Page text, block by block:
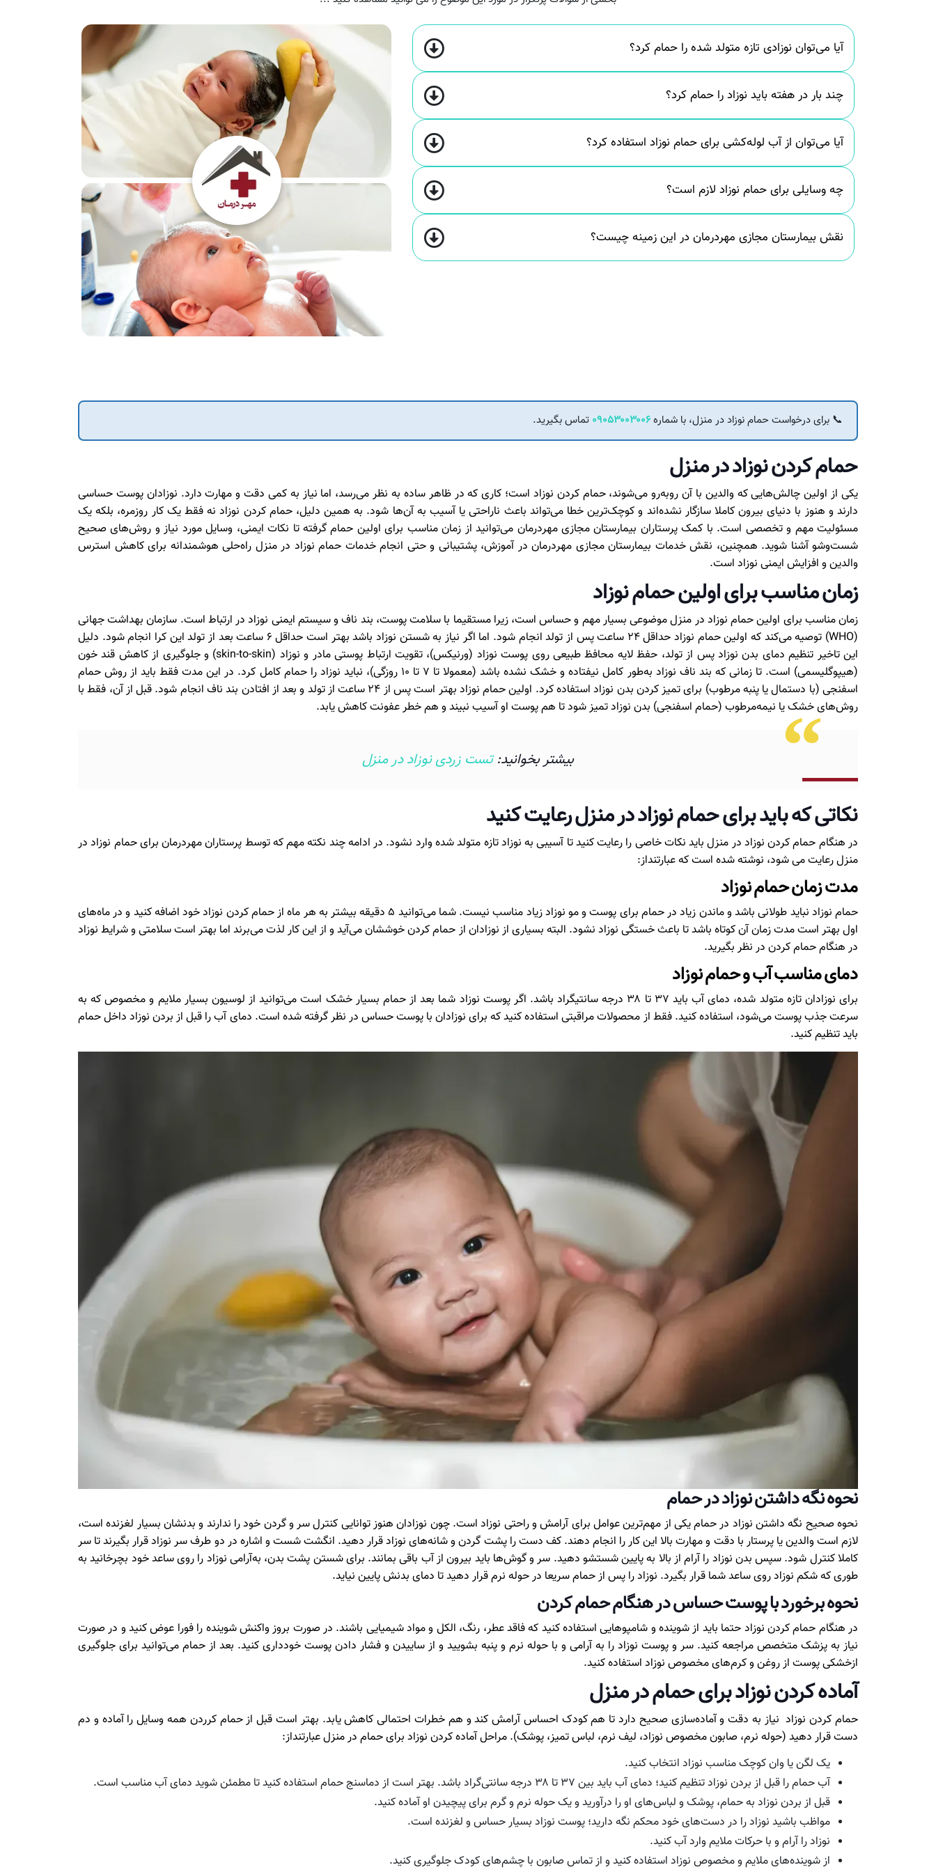
آیا می‌توان نوزادی تازه متولد شده را حمام کرد؟
چند بار در هفته باید نوزاد را حمام کرد؟
آیا می‌توان از آب لوله‌کشی برای حمام نوزاد استفاده کرد؟
چه وسایلی برای حمام نوزاد لازم است؟
نقش بیمارستان مجازی مهر‌درمان در این زمینه چیست؟
📞 برای درخواست حمام نوزاد در منزل، با شماره۰۹۰۵۳۰۰۳۰۰۶ تماس بگیرید.
حمام کردن نوزاد در منزل
یکی از اولین چالش‌هایی که والدین با آن روبه‌رو می‌شوند، حمام کردن نوزاد است؛ کاری که در ظاهر ساده به نظر می‌رسد، اما نیاز به کمی دقت و مهارت دارد. نوزادان پوست حساسی
دارند و هنوز با دنیای بیرون کاملا سازگار نشده‌اند و کوچک‌ترین خطا می‌تواند باعث ناراحتی یا آسیب به آن‌ها شود. به همین دلیل، حمام کردن نوزاد نه فقط یک کار روزمره، بلکه یک
مسئولیت مهم و تخصصی است. با کمک پرستاران بیمارستان مجازی مهردرمان می‌توانید از زمان مناسب برای اولین حمام گرفته تا نکات ایمنی، وسایل مورد نیاز و روش‌های صحیح
شست‌وشو آشنا شوید. همچنین، نقش خدمات بیمارستان مجازی مهر‌درمان در آموزش، پشتیبانی و حتی انجام خدمات حمام نوزاد در منزل راه‌حلی هوشمندانه برای کاهش استرس
والدین و افزایش ایمنی نوزاد است.
زمان مناسب برای اولین حمام نوزاد
زمان مناسب برای اولین حمام نوزاد در منزل موضوعی بسیار مهم و حساس است، زیرا مستقیما با سلامت پوست، بند ناف و سیستم ایمنی نوزاد در ارتباط است. سازمان بهداشت جهانی
(WHO) توصیه می‌کند که اولین حمام نوزاد حداقل ۲۴ ساعت پس از تولد انجام شود. اما اگر نیاز به شستن نوزاد باشد بهتر است حداقل ۶ ساعت بعد از تولد این کرا انجام شود. دلیل
این تاخیر تنظیم دمای بدن نوزاد پس از تولد، حفظ لایه محافظ طبیعی روی پوست نوزاد (ورنیکس)، تقویت ارتباط پوستی مادر و نوزاد (skin-to-skin) و جلوگیری از کاهش قند خون
(هیپوگلیسمی) است. تا زمانی که بند ناف نوزاد به‌طور کامل نیفتاده و خشک نشده باشد (معمولا تا ۷ تا ۱۰ روزگی)، نباید نوزاد را حمام کامل کرد. در این مدت فقط باید از روش حمام
اسفنجی (با دستمال یا پنبه مرطوب) برای تمیز کردن بدن نوزاد استفاده کرد. اولین حمام نوزاد بهتر استپس از ۲۴ ساعت از تولد و بعد از افتادن بند ناف
انجام شود. قبل از آن، فقط با
روش‌های خشک یا نیمه‌مرطوب (حمام اسفنجی) بدن نوزاد تمیز شود تا هم پوست او آسیب نبیند و هم خطر عفونت کاهش یابد.
بیشتر بخوانید:تست زردی نوزاد در منزل
نکاتی که باید برای حمام نوزاد در منزل رعایت کنید
در هنگام حمام کردن نوزاد در منزل باید نکات خاصی را رعایت کنید تا آسیبی به نوزاد تازه متولد شده وارد نشود. در ادامه چند نکته مهم که توسط پرستاران مهردرمان برای حمام نوزاد در
منزل رعایت می شود، نوشته شده است که عبارتنداز:
مدت زمان حمام نوزاد
حمام نوزاد نباید طولانی باشد و ماندن زیاد در حمام برای پوست و مو نوزاد زیاد مناسب نیست. شما می‌توانید ۵ دقیقه بیشتر به هر ماه از حمام کردن نوزاد خود اضافه کنید و در ماه‌های
اول بهتر است مدت زمان آن کوتاه باشد تا باعث خستگی نوزاد نشود. البته بسیاری از نوزادان از حمام کردن خوششان می‌آید و از این کار لذت می‌برند اما بهتر است سلامتی و شرایط نوزاد
در هنگام حمام کردن در نظر بگیرید.
دمای مناسب آب و حمام نوزاد
برای نوزادان تازه متولد شده، دمای آب باید ۳۷ تا ۳۸ درجه سانتیگراد باشد. اگر پوست نوزاد شما بعد از حمام بسیار خشک است می‌توانید از لوسیون بسیار ملایم و مخصوص که به
سرعت جذب پوست می‌شود، استفاده کنید. فقط از محصولات مراقبتی استفاده کنید که برای نوزادان با پوست حساس در نظر گرفته شده است. دمای آب را قبل از بردن نوزاد داخل حمام
باید تنظیم کنید.
نحوه نگه داشتن نوزاد در حمام
نحوه صحیح نگه داشتن نوزاد در حمام یکی از مهم‌ترین عوامل برای آرامش و راحتی نوزاد است. چون نوزادان هنوز توانایی کنترل سر و گردن خود را ندارند و بدنشان بسیار لغزنده است،
لازم است والدین یا پرستار با دقت و مهارت بالا این کار را انجام دهند. کف دست را پشت گردن و شانه‌های نوزاد قرار دهید. انگشت شست و اشاره در دو طرف سر نوزاد قرار بگیرند تا سر
کاملا کنترل شود. سپس بدن نوزاد را آرام از بالا به پایین شستشو دهید. سر و گوش‌ها باید بیرون از آب باقی بمانند. برای شستن پشت بدن، به‌آرامی نوزاد را روی ساعد خود بچرخانید به
طوری که شکم نوزاد روی ساعد شما قرار بگیرد. نوزاد را پس از حمام سریعا در حوله نرم قرار دهید تا دمای بدنش پایین نیاید.
نحوه برخورد با پوست حساس در هنگام حمام کردن
در هنگام حمام کردن نوزاد حتما باید از شوینده و شامپوهایی استفاده کنید که فاقد عطر، رنگ، الکل و مواد شیمیایی باشند. در صورت بروز واکنش شوینده را فورا عوض کنید و در صورت
نیاز به پزشک متخصص مراجعه کنید. سر و پوست نوزاد را به آرامی و با حوله نرم و پنبه بشویید و از ساییدن و فشار دادن پوست خودداری کنید. بعد از حمام می‌توانید برای جلوگیری
ازخشکی پوست از روغن و کرم‌های مخصوص نوزاد استفاده کنید.
آماده کردن نوزاد برای حمام در منزل
حمام کردن نوزاد نیاز به دقت و آماده‌سازی صحیح دارد تا هم کودک احساس آرامش کند و هم خطرات احتمالی کاهش یابد. بهتر است قبل از حمام کرردن همه وسایل را آماده و دم
دست قرار دهید (حوله نرم، صابون مخصوص نوزاد، لیف نرم، لباس تمیز، پوشک). مراحل آماده کردن نوزاد برای حمام در منزل عبارتنداز:
یک لگن یا وان کوچک مناسب نوزاد انتخاب کنید.
آب حمام را قبل از بردن نوزاد تنظیم کنید؛ دمای آب باید بین ۳۷ تا ۳۸ درجه سانتی‌گراد باشد. بهتر است از دماسنج حمام استفاده کنید تا مطمئن شوید دمای آب مناسب است.
قبل از بردن نوزاد به حمام، پوشک و لباس‌های او را درآورید و یک حوله نرم و گرم برای پیچیدن او آماده کنید.
مواظب باشید نوزاد را در دست‌های خود محکم نگه دارید؛ پوست نوزاد بسیار حساس و لغزنده است.
نوزاد را آرام و با حرکات ملایم وارد آب کنید.
از شوینده‌های ملایم و مخصوص نوزاد استفاده کنید و از تماس صابون با چشم‌های کودک جلوگیری کنید.